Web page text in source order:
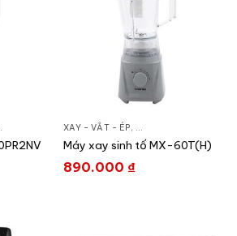
XAY SINH TỐ,XAY - VẮT - ÉP
XAY - VẮT - ÉP, GIA DỤNG KHỎE &
Máy xay sinh tố MX-60T(H)
890.000 ₫